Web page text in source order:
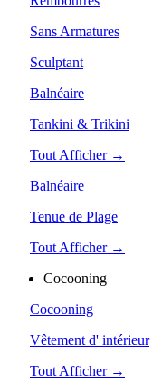
Sans Armatures
Sculptant
Balnéaire
Tankini & Trikini
Tout Afficher →
Balnéaire
Tenue de Plage
Tout Afficher →
Cocooning
Cocooning
Vêtement d' intérieur
Tout Afficher →